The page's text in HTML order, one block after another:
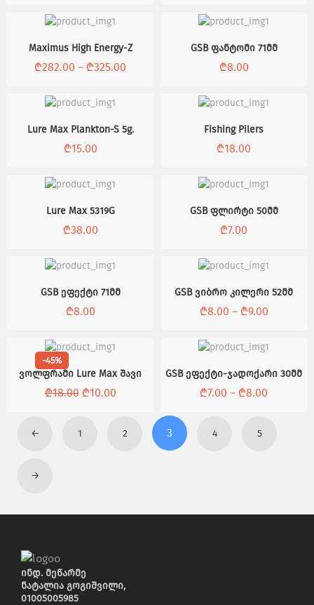
Maximus High Energy-Z
₾282.00 – ₾325.00
GSB ფანტომი 71მმ
₾8.00
Lure Max Plankton-S 5g.
₾15.00
Fishing Pilers
₾18.00
Lure Max 5319G
₾38.00
GSB ფლირტი 50მმ
₾7.00
GSB ეფექტი 71მმ
₾8.00
GSB ვიბრო კილერი 52მმ
₾8.00 – ₾9.00
-45%
ვოლფრამი Lure Max შავი
₾18.00 ₾10.00
GSB ეფექტი-ჯადოქარი 30მმ
₾7.00 – ₾8.00
← 1 2 3 4 5
→
ინდ. მეწარმე
ნატალია გოგიშვილი,
01005005985